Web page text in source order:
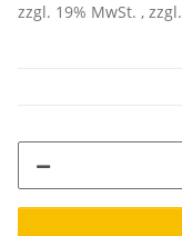
zzgl. 19% MwSt. , zzgl.